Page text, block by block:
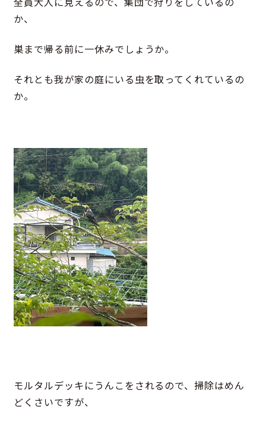
か、
巣まで帰る前に一休みでしょうか。
それとも我が家の庭にいる虫を取ってくれているの
か。
モルタルデッキにうんこをされるので、掃除はめん
どくさいですが、